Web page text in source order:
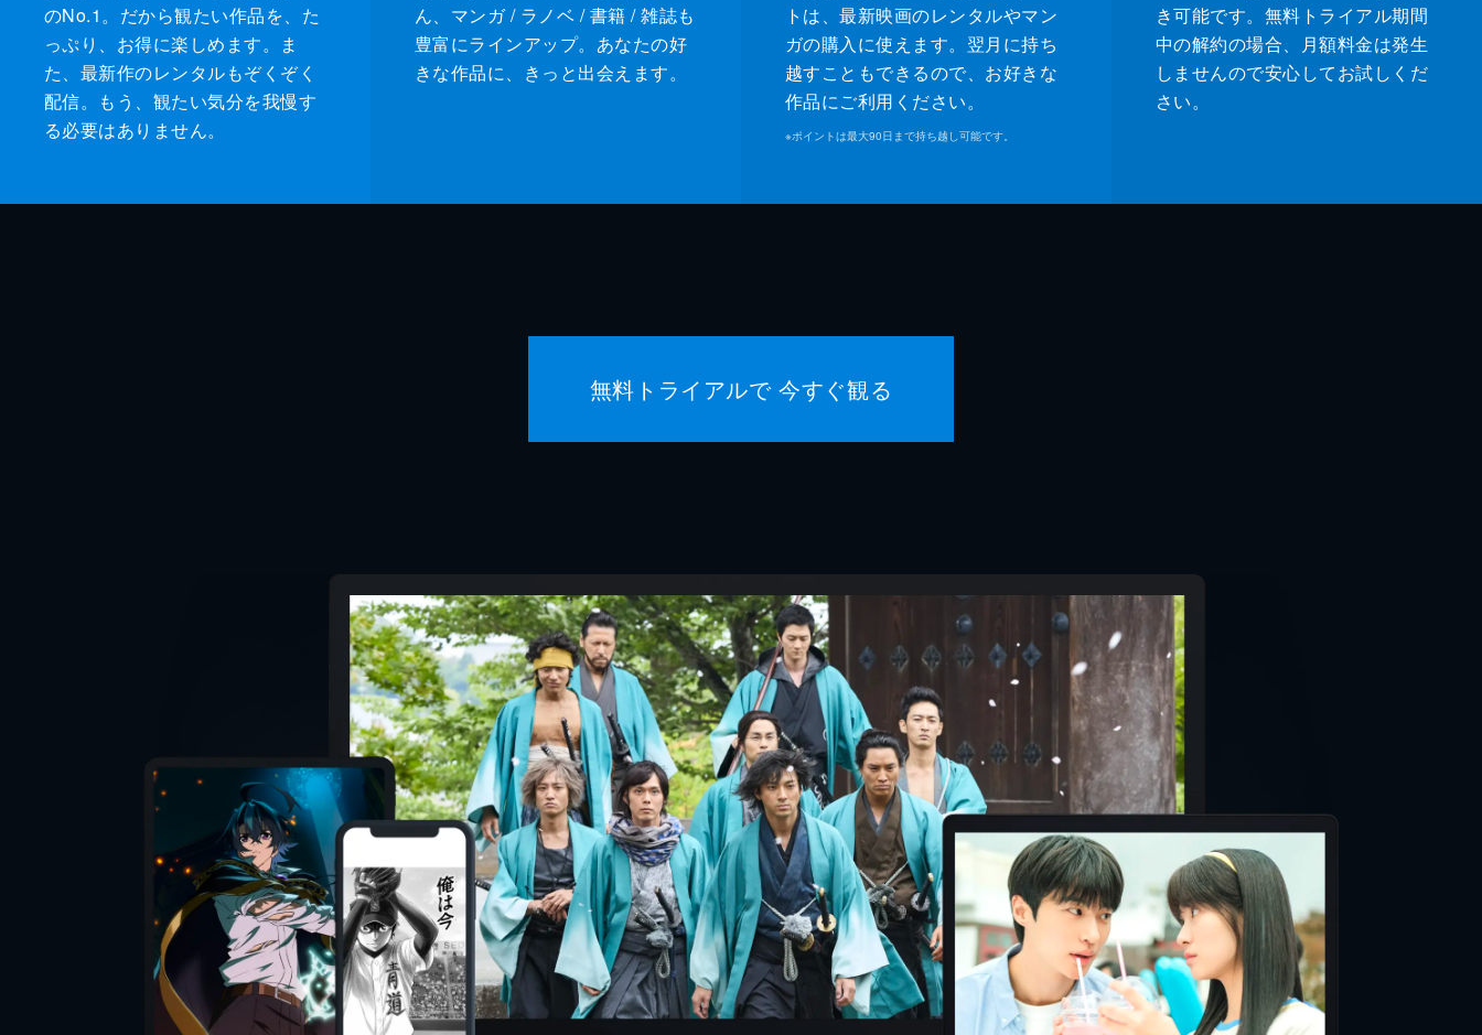
のNo.1。だから観たい作品を、た
っぷり、お得に楽しめます。ま
た、最新作のレンタルもぞくぞく
配信。もう、観たい気分を我慢す
る必要はありません。
ん、マンガ / ラノベ / 書籍 / 雑誌も
豊富にラインアップ。あなたの好
きな作品に、きっと出会えます。
トは、最新映画のレンタルやマン
ガの購入に使えます。翌月に持ち
越すこともできるので、お好きな
作品にご利用ください。
※ポイントは最大90日まで持ち越し可能です。
き可能です。無料トライアル期間
中の解約の場合、月額料金は発生
しませんので安心してお試しくだ
さい。
無料トライアルで 今すぐ観る